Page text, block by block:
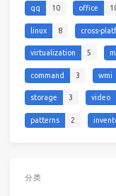
qq 10 office
linux 8 cross-
virtualization 5
command 3 wmi
storage 3 video
patterns 2
分类